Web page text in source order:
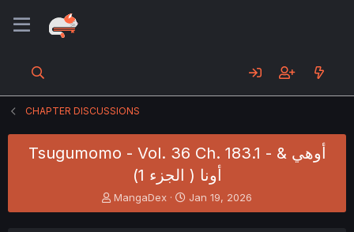
CHAPTER DISCUSSIONS
Tsugumomo - Vol. 36 Ch. 183.1 - أوهي &
أونا ( الجزء 1)
T
h
MangaDex
S
t
Jan 19, 2026